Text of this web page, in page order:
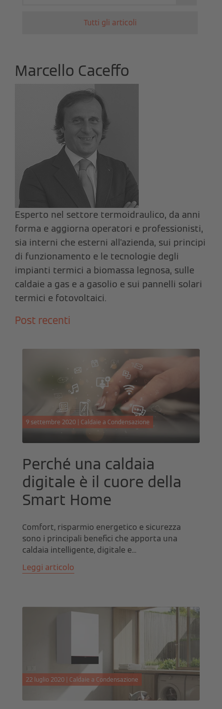
Tutti gli articoli
Marcello Caceffo
Esperto nel settore termoidraulico, da anni
forma e aggiorna operatori e professionisti,
sia interni che esterni all'azienda, sui principi
di funzionamento e le tecnologie degli
impianti termici a biomassa legnosa, sulle
caldaie a gas e a gasolio e sui pannelli solari
termici e fotovoltaici.
Post recenti
9 settembre 2020 | Caldaie a Condensazione
Perché una caldaia
digitale è il cuore della
Smart Home
Comfort, risparmio energetico e sicurezza
sono i principali benefici che apporta una
caldaia intelligente, digitale e...
Leggi articolo
22 luglio 2020 | Caldaie a Condensazione